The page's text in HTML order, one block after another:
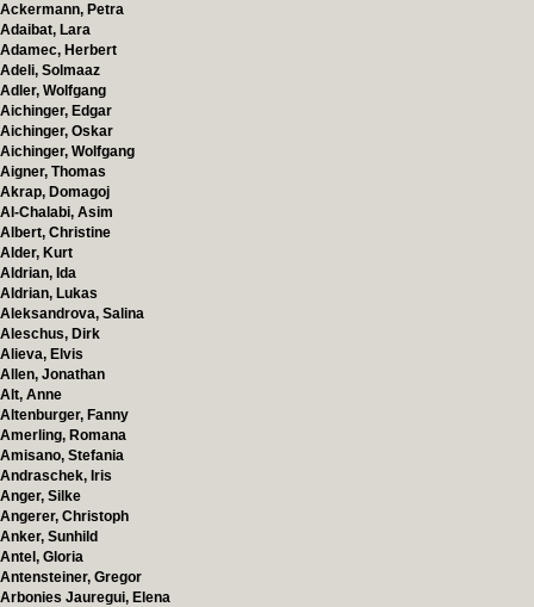
Ackermann, Petra
Adaibat, Lara
Adamec, Herbert
Adeli, Solmaaz
Adler, Wolfgang
Aichinger, Edgar
Aichinger, Oskar
Aichinger, Wolfgang
Aigner, Thomas
Akrap, Domagoj
Al-Chalabi, Asim
Albert, Christine
Alder, Kurt
Aldrian, Ida
Aldrian, Lukas
Aleksandrova, Salina
Aleschus, Dirk
Alieva, Elvis
Allen, Jonathan
Alt, Anne
Altenburger, Fanny
Amerling, Romana
Amisano, Stefania
Andraschek, Iris
Anger, Silke
Angerer, Christoph
Anker, Sunhild
Antel, Gloria
Antensteiner, Gregor
Arbonies Jauregui, Elena